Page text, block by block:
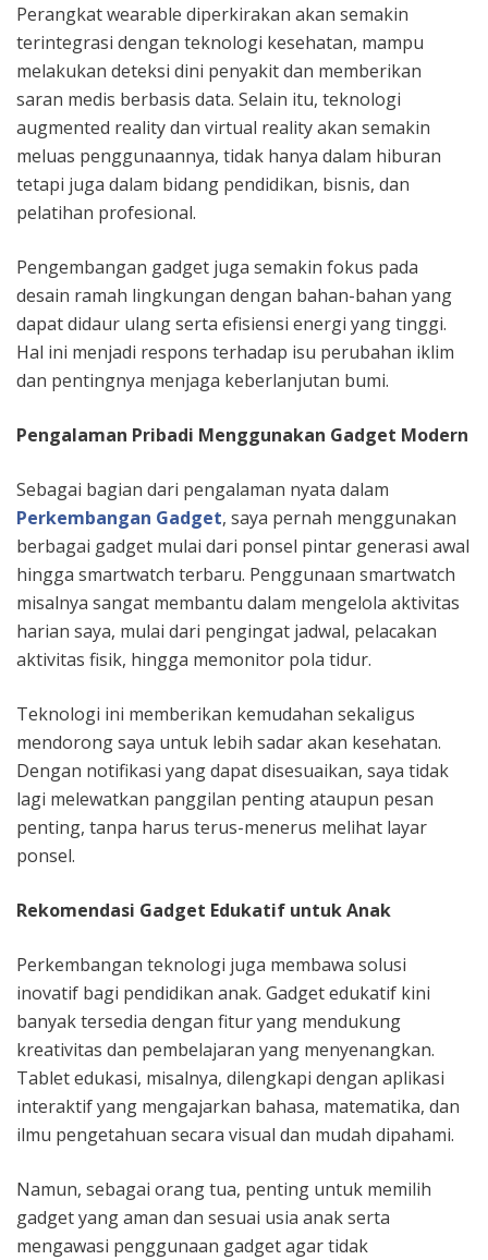
Perangkat wearable diperkirakan akan semakin
terintegrasi dengan teknologi kesehatan, mampu
melakukan deteksi dini penyakit dan memberikan
saran medis berbasis data. Selain itu, teknologi
augmented reality dan virtual reality akan semakin
meluas penggunaannya, tidak hanya dalam hiburan
tetapi juga dalam bidang pendidikan, bisnis, dan
pelatihan profesional.
Pengembangan gadget juga semakin fokus pada
desain ramah lingkungan dengan bahan-bahan yang
dapat didaur ulang serta efisiensi energi yang tinggi.
Hal ini menjadi respons terhadap isu perubahan iklim
dan pentingnya menjaga keberlanjutan bumi.
Pengalaman Pribadi Menggunakan Gadget Modern
Sebagai bagian dari pengalaman nyata dalam
Perkembangan Gadget, saya pernah menggunakan
berbagai gadget mulai dari ponsel pintar generasi awal
hingga smartwatch terbaru. Penggunaan smartwatch
misalnya sangat membantu dalam mengelola aktivitas
harian saya, mulai dari pengingat jadwal, pelacakan
aktivitas fisik, hingga memonitor pola tidur.
Teknologi ini memberikan kemudahan sekaligus
mendorong saya untuk lebih sadar akan kesehatan.
Dengan notifikasi yang dapat disesuaikan, saya tidak
lagi melewatkan panggilan penting ataupun pesan
penting, tanpa harus terus-menerus melihat layar
ponsel.
Rekomendasi Gadget Edukatif untuk Anak
Perkembangan teknologi juga membawa solusi
inovatif bagi pendidikan anak. Gadget edukatif kini
banyak tersedia dengan fitur yang mendukung
kreativitas dan pembelajaran yang menyenangkan.
Tablet edukasi, misalnya, dilengkapi dengan aplikasi
interaktif yang mengajarkan bahasa, matematika, dan
ilmu pengetahuan secara visual dan mudah dipahami.
Namun, sebagai orang tua, penting untuk memilih
gadget yang aman dan sesuai usia anak serta
mengawasi penggunaan gadget agar tidak